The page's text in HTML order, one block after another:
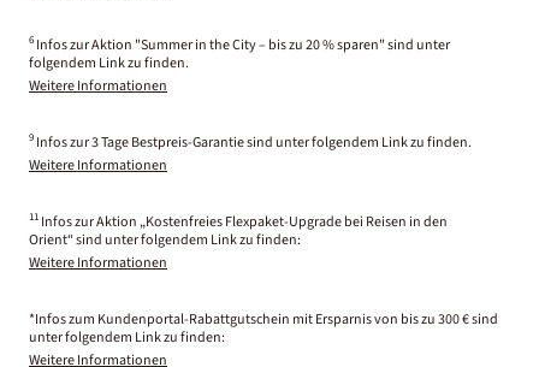
6 Infos zur Aktion "Summer in the City – bis zu 20 % sparen" sind unter
folgendem Link zu finden.
Weitere Informationen
9 Infos zur 3 Tage Bestpreis-Garantie sind unter folgendem Link zu finden.
Weitere Informationen
11 Infos zur Aktion „Kostenfreies Flexpaket-Upgrade bei Reisen in den
Orient“ sind unter folgendem Link zu finden:
Weitere Informationen
*Infos zum Kundenportal-Rabattgutschein mit Ersparnis von bis zu 300 € sind
unter folgendem Link zu finden:
Weitere Informationen